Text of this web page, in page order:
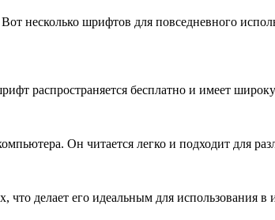
несколько шрифтов для повседневного
распространяется бесплатно и имеет
Он читается легко и подходит для
делает его идеальным для использования в